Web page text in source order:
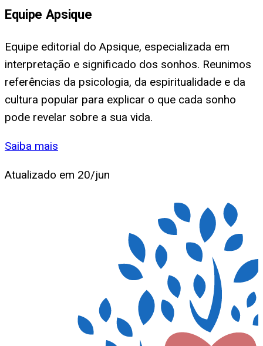
Equipe Apsique
Equipe editorial do Apsique, especializada em
interpretação e significado dos sonhos. Reunimos
referências da psicologia, da espiritualidade e da
cultura popular para explicar o que cada sonho
pode revelar sobre a sua vida.
Saiba mais
Atualizado em 20/jun